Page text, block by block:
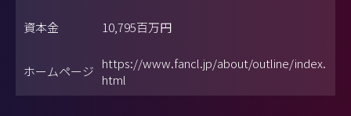
資本金 10,795百万円
ホームページ https://www.fancl.jp/about/outline/index.
html